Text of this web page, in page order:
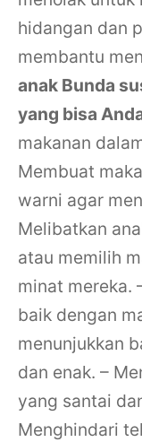
hidangan dan
membantu
anak Bunda
yang bisa
makanan
Membuat
warni agar
Melibatkan
atau memilih
minat mereka.
baik dengan
menunjukkan
dan enak. –
yang santai
Menghindari